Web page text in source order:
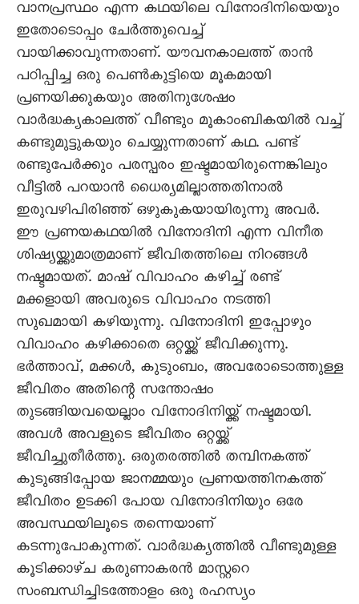
വാനപ്രസ്ഥം എന്ന കഥയിലെ വിനോദിനിയെയും
ഇതോടൊപ്പം ചേർത്തുവെച്ച്
വായിക്കാവുന്നതാണ്. യൗവനകാലത്ത് താൻ
പഠിപ്പിച്ച ഒരു പെൺകുട്ടിയെ മൂകമായി
പ്രണയിക്കുകയും അതിനുശേഷം
വാർദ്ധക്യകാലത്ത് വീണ്ടും മൂകാംബികയിൽ വച്ച്
കണ്ടുമുട്ടുകയും ചെയ്യുന്നതാണ് കഥ. പണ്ട്
രണ്ടുപേർക്കും പരസ്പരം ഇഷ്ടമായിരുന്നെങ്കിലും
വീട്ടിൽ പറയാൻ ധൈര്യമില്ലാത്തതിനാൽ
ഇരുവഴിപിരിഞ്ഞ് ഒഴുകുകയായിരുന്നു അവർ.
ഈ പ്രണയകഥയിൽ വിനോദിനി എന്ന വിനീത
ശിഷ്യയ്ക്കുമാത്രമാണ് ജീവിതത്തിലെ നിറങ്ങൾ
നഷ്ടമായത്. മാഷ് വിവാഹം കഴിച്ച് രണ്ട്
മക്കളായി അവരുടെ വിവാഹം നടത്തി
സുഖമായി കഴിയുന്നു. വിനോദിനി ഇപ്പോഴും
വിവാഹം കഴിക്കാതെ ഒറ്റയ്ക്ക് ജീവിക്കുന്നു.
ഭർത്താവ്, മക്കൾ, കുടുംബം, അവരോടൊത്തുള്ള
ജീവിതം അതിന്റെ സന്തോഷം
തുടങ്ങിയവയെല്ലാം വിനോദിനിയ്ക്ക് നഷ്ടമായി.
അവൾ അവളുടെ ജീവിതം ഒറ്റയ്ക്ക്
ജീവിച്ചുതീർത്തു. ഒരുതരത്തിൽ തമ്പിനകത്ത്
കുടുങ്ങിപ്പോയ ജാനമ്മയും പ്രണയത്തിനകത്ത്
ജീവിതം ഉടക്കി പോയ വിനോദിനിയും ഒരേ
അവസ്ഥയിലൂടെ തന്നെയാണ്
കടന്നുപോകുന്നത്. വാർദ്ധക്യത്തിൽ വീണ്ടുമുള്ള
കൂടിക്കാഴ്ച കരുണാകരൻ മാസ്റ്ററെ
സംബന്ധിച്ചിടത്തോളം ഒരു രഹസ്യം